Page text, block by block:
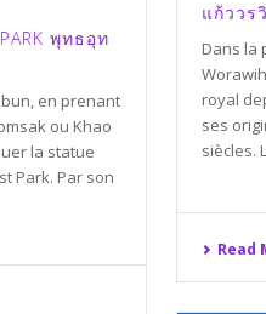
แก้ววร
Dans la
royal
ses
siècles.
Read
พุทธอุท
en prenant
ou Khao
la statue
Park. Par son